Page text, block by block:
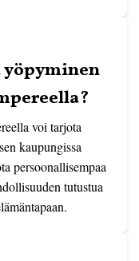
voi tarjota
kaupungissa
persoonallisempaa
tutustua